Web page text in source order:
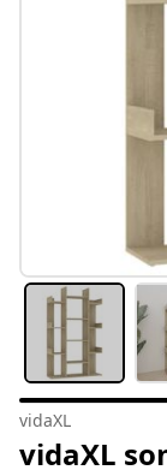
vidaXL
vidaXL